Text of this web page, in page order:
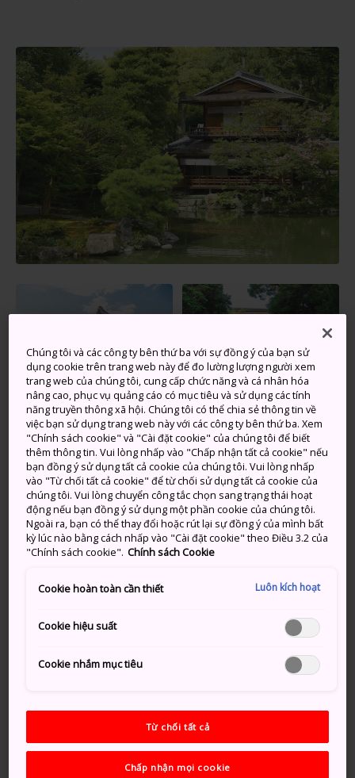
©Nijo Castle Office
Đừng bỏ lỡ
Thành Nijo vĩ đại thời phong kiến
quanh
Đền thờ Shimogamo-jinja, một trong những
ngôi đền cổ nhất ở Kyoto
Bầu không khí truyền thống của Khu phố
Phương thức di chuyển
Chúng tôi và các công ty bên thứ ba với sự đồng ý của bạn sử
dụng cookie trên trang web này để đo lường lượng người xem
trang web của chúng tôi, cung cấp chức năng và cá nhân hóa
nâng cao, phục vụ quảng cáo có mục tiêu và sử dụng các tính
năng truyền thông xã hội. Chúng tôi có thể chia sẻ thông tin về
việc bạn sử dụng trang web này với các công ty bên thứ ba. Xem
"Chính sách cookie" và "Cài đặt cookie" của chúng tôi để biết
thêm thông tin. Vui lòng nhấp vào "Chấp nhận tất cả cookie" nếu
bạn đồng ý sử dụng tất cả cookie của chúng tôi. Vui lòng nhấp
vào "Từ chối tất cả cookie" để từ chối sử dụng tất cả cookie của
chúng tôi. Vui lòng chuyển công tắc chọn sang trạng thái hoạt
động nếu bạn đồng ý sử dụng một phần cookie của chúng tôi.
Ngoài ra, bạn có thể thay đổi hoặc rút lại sự đồng ý của mình bất
kỳ lúc nào bằng cách nhấp vào "Cài đặt cookie" theo Điều 3.2 của
"Chính sách cookie". Chính sách Cookie
Cookie hoàn toàn cần thiết Luôn kích hoạt
Cookie hiệu suất
Cookie nhắm mục tiêu
Từ chối tất cả
Chấp nhận mọi cookie